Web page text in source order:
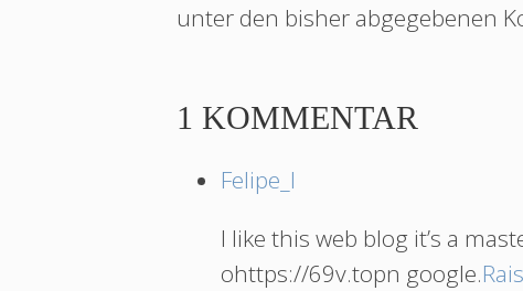
unter den bisher abgegebenen
1 KOMMENTAR
Felipe_I
I like this web blog it’s a
ohttps://69v.topn google.